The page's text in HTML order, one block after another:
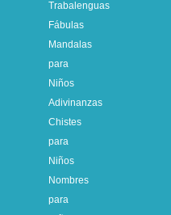
Trabalenguas
Fábulas
Mandalas
para
Niños
Adivinanzas
Chistes
para
Niños
Nombres
para